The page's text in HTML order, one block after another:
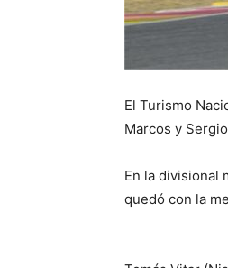
El Turismo
Marcos y
En la divisional
quedó con la